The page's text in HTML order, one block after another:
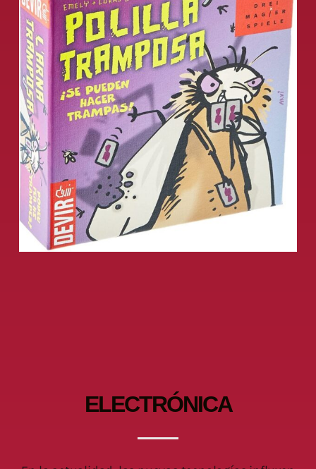
ELECTRÓNICA